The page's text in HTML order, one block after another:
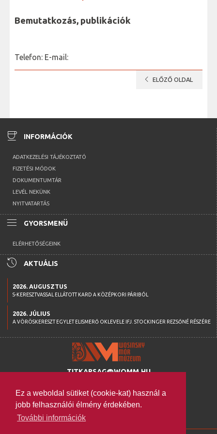
Ez a weboldal sütiket (cookie-kat) használ a
jobb felhasználói élmény érdekében.
További információk
Bemutatkozás, publikációk
Telefon: E-mail:
chevron_left ELŐZŐ OLDAL
coffee INFORMÁCIÓK
ADATKEZELÉSI TÁJÉKOZTATÓ
FIZETÉSI MÓDOK
DOKUMENTUMTÁR
LEVÉL NEKÜNK
NYITVATARTÁS
menu GYORSMENÜ
ELÉRHETŐSÉGEINK
history AKTUÁLIS
2026. AUGUSZTUS
S-KERESZTVASSAL ELLÁTOTT KARD A KÖZÉPKORI PÁRIBÓL
2026. JÚLIUS
A VÖRÖSKERESZT EGYLET ELISMERŐ OKLEVELE IFJ. STOCKINGER REZSŐNÉ RÉSZÉRE
TITKARSAG@WOMM.HU
H-7100 SZEKSZÁRD,
SZENT ISTVÁN TÉR 26.